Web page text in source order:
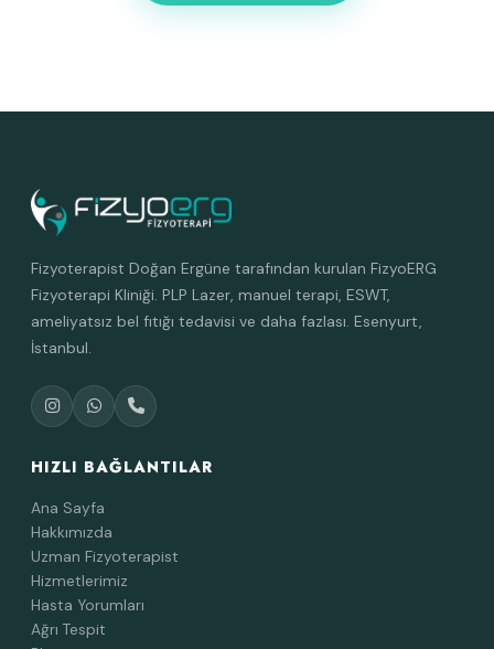
Fizyoterapist Doğan Ergüne tarafından kurulan FizyoERG
Fizyoterapi Kliniği. PLP Lazer, manuel terapi, ESWT,
ameliyatsız bel fıtığı tedavisi ve daha fazlası. Esenyurt,
İstanbul.
HIZLI BAĞLANTILAR
Ana Sayfa
Hakkımızda
Uzman Fizyoterapist
Hizmetlerimiz
Hasta Yorumları
Ağrı Tespit